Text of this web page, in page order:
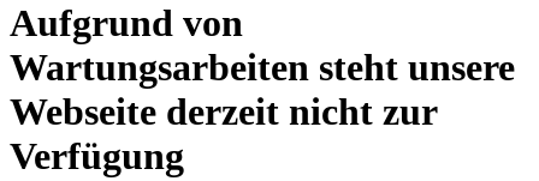
Aufgrund von
Wartungsarbeiten steht unsere
Webseite derzeit nicht zur
Verfügung